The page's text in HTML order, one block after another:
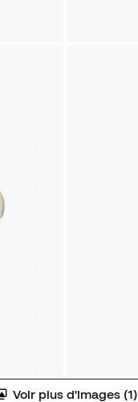
Voir plus d'images (1)